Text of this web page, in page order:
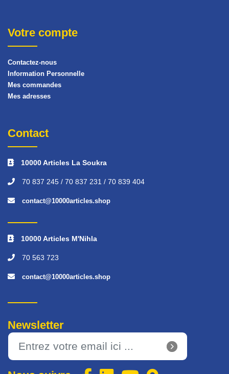
Votre compte
Contactez-nous
Information Personnelle
Mes commandes
Mes adresses
Contact
10000 Articles La Soukra
70 837 245 / 70 837 231 / 70 839 404
contact@10000articles.shop
10000 Articles M'Nihla
70 563 723
contact@10000articles.shop
Newsletter